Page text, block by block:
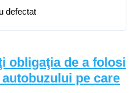
defectat
obligaţia de a folosi
pe care